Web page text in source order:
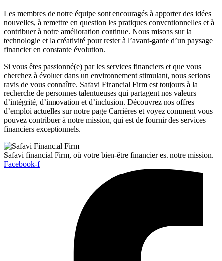
Les membres de notre équipe sont encouragés à apporter des idées
nouvelles, à remettre en question les pratiques conventionnelles et à
contribuer à notre amélioration continue. Nous misons sur la
technologie et la créativité pour rester à l’avant-garde d’un paysage
financier en constante évolution.
Si vous êtes passionné(e) par les services financiers et que vous
cherchez à évoluer dans un environnement stimulant, nous serions
ravis de vous connaître. Safavi Financial Firm est toujours à la
recherche de personnes talentueuses qui partagent nos valeurs
d’intégrité, d’innovation et d’inclusion. Découvrez nos offres
d’emploi actuelles sur notre page Carrières et voyez comment vous
pouvez contribuer à notre mission, qui est de fournir des services
financiers exceptionnels.
Safavi financial Firm, où votre bien-être financier est notre mission.
Facebook-f